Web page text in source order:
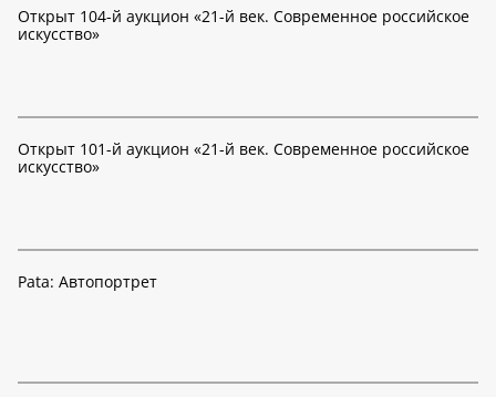
Открыт 104-й аукцион «21-й век. Современное российское
искусство»
Открыт 101-й аукцион «21-й век. Современное российское
искусство»
Pata: Автопортрет